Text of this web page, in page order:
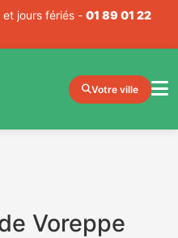
et jours fériés - 01 89 01 22
Votre ville
Voreppe